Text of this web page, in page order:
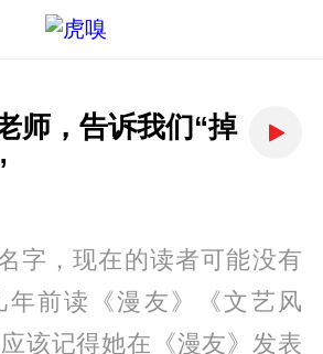
师，告诉我们“掉
字，现在的读者可能没有
年前读《漫友》《文艺风
该记得她在《漫友》发表